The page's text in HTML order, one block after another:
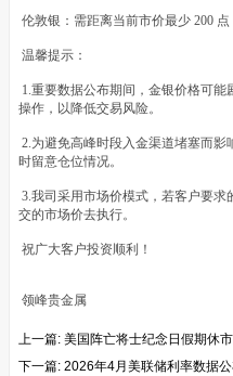
伦敦银：需距离当前市价最少 200 点
温馨提示：
1.重要数据公布期间，金银价格可
操作，以降低交易风险。
2.为避免高峰时段入金渠道堵塞而
时留意仓位情况。
3.我司采用市场价模式，若客户要
交的市场价去执行。
祝广大客户投资顺利！
领峰贵金属
上一篇: 美国阵亡将士纪念日假期休
下一篇: 2026年4月美联储利率数据